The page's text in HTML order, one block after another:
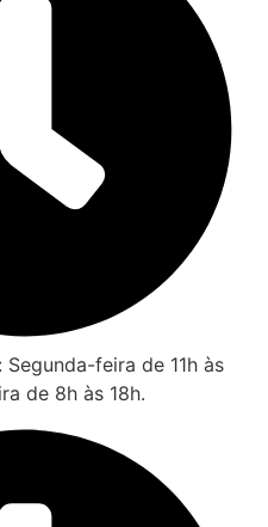
feira de 11h às
de 8h às 18h.